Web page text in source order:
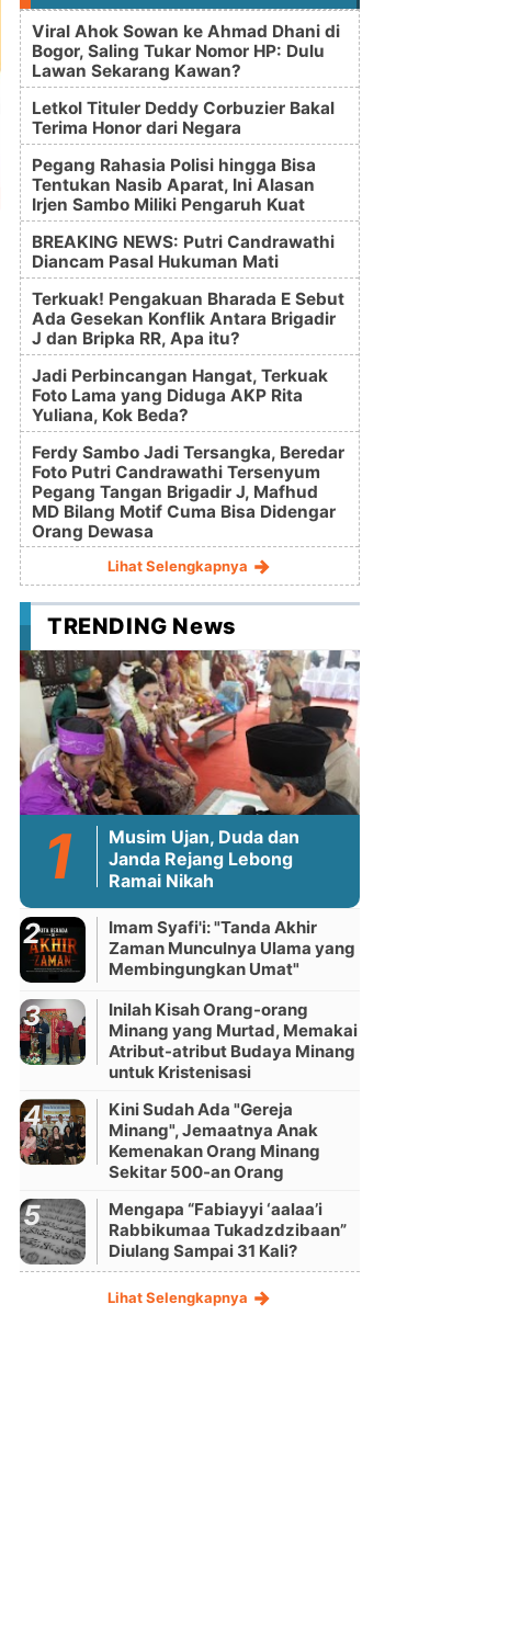
Viral Ahok Sowan ke Ahmad Dhani di
Bogor, Saling Tukar Nomor HP: Dulu
Lawan Sekarang Kawan?
Letkol Tituler Deddy Corbuzier Bakal
Terima Honor dari Negara
Pegang Rahasia Polisi hingga Bisa
Tentukan Nasib Aparat, Ini Alasan
Irjen Sambo Miliki Pengaruh Kuat
BREAKING NEWS: Putri Candrawathi
Diancam Pasal Hukuman Mati
Terkuak! Pengakuan Bharada E Sebut
Ada Gesekan Konflik Antara Brigadir
J dan Bripka RR, Apa itu?
Jadi Perbincangan Hangat, Terkuak
Foto Lama yang Diduga AKP Rita
Yuliana, Kok Beda?
Ferdy Sambo Jadi Tersangka, Beredar
Foto Putri Candrawathi Tersenyum
Pegang Tangan Brigadir J, Mafhud
MD Bilang Motif Cuma Bisa Didengar
Orang Dewasa
Lihat Selengkapnya
TRENDING News
Musim Ujan, Duda dan
Janda Rejang Lebong
Ramai Nikah
Imam Syafi'i: "Tanda Akhir
Zaman Munculnya Ulama yang
Membingungkan Umat"
Inilah Kisah Orang-orang
Minang yang Murtad, Memakai
Atribut-atribut Budaya Minang
untuk Kristenisasi
Kini Sudah Ada "Gereja
Minang", Jemaatnya Anak
Kemenakan Orang Minang
Sekitar 500-an Orang
Mengapa “Fabiayyi ‘aalaa’i
Rabbikumaa Tukadzdzibaan”
Diulang Sampai 31 Kali?
Lihat Selengkapnya